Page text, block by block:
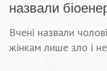
назвали
Вчені назвали
жінкам лише зло і